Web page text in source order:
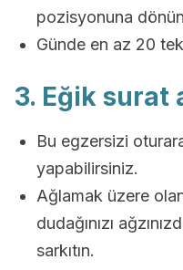
pozisyonuna
Günde en az 20
3. Eğik surat
Bu egzersizi
yapabilirsiniz.
Ağlamak üzere
dudağınızı
sarkıtın.